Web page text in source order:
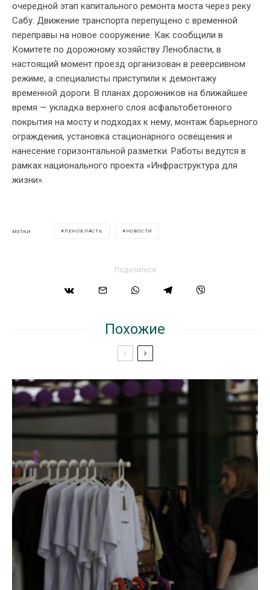
очередной этап капитального ремонта моста через реку
Сабу. Движение транспорта перепущено с временной
переправы на новое сооружение. Как сообщили в
Комитете по дорожному хозяйству Ленобласти, в
настоящий момент проезд организован в реверсивном
режиме, а специалисты приступили к демонтажу
временной дороги. В планах дорожников на ближайшее
время — укладка верхнего слоя асфальтобетонного
покрытия на мосту и подходах к нему, монтаж барьерного
ограждения, установка стационарного освещения и
нанесение горизонтальной разметки. Работы ведутся в
рамках национального проекта «Инфраструктура для
жизни».
МЕТКИ ЛЕНОБЛАСТЬ НОВОСТИ
Поделиться
Похожие